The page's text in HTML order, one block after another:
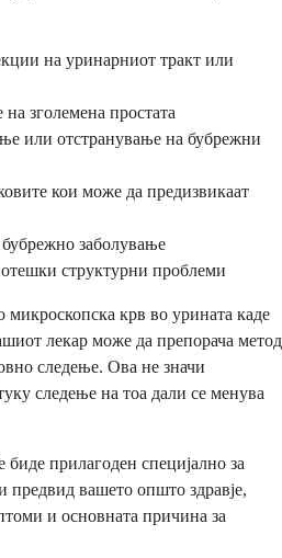
на уринарниот тракт или
зголемена простата
или отстранување на бубрежни
кои може да предизвикаат
заболување
структурни проблеми
микроскопска крв во урината каде
лекар може да препорача метод
следење. Ова не значи
следење на тоа дали се менува
прилагоден специјално за
предвид вашето општо здравје,
и основната причина за